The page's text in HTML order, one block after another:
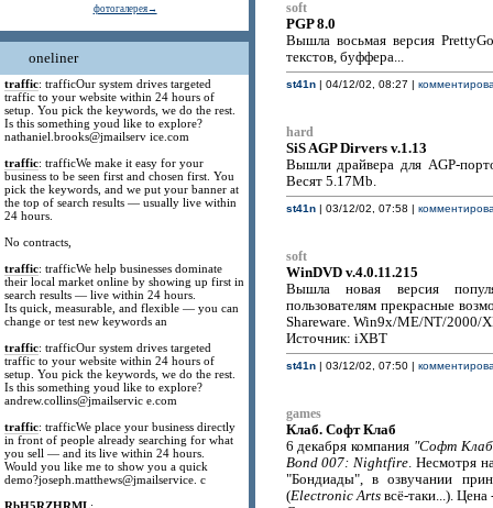
фотогалерея→
oneliner
traffic: trafficOur system drives targeted
traffic to your website within 24 hours of
setup. You pick the keywords, we do the rest.
Is this something youd like to explore?
nathaniel.brooks@jmailserv ice.com
traffic: trafficWe make it easy for your
business to be seen first and chosen first. You
pick the keywords, and we put your banner at
the top of search results — usually live within
24 hours.
No contracts,
traffic: trafficWe help businesses dominate
their local market online by showing up first in
search results — live within 24 hours.
Its quick, measurable, and flexible — you can
change or test new keywords an
traffic: trafficOur system drives targeted
traffic to your website within 24 hours of
setup. You pick the keywords, we do the rest.
Is this something youd like to explore?
andrew.collins@jmailservic e.com
traffic: trafficWe place your business directly
in front of people already searching for what
you sell — and its live within 24 hours.
Would you like me to show you a quick
demo?joseph.matthews@jmailservice. c
soft
PGP 8.0
Вышла восьмая версия
текстов, буффера...
st41n| 04/12/02, 08:27 |
hard
SiS AGP Dirvers v.1.13
Вышли драйвера для AGP-
Весят 5.17Mb.
st41n| 03/12/02, 07:58 |
soft
WinDVD v.4.0.11.215
Вышла новая версия
пользователям прекрасные
Shareware. Win9x/ME/NT/2000/
Источник: iXBT
st41n| 03/12/02, 07:50 |
games
Клаб. Софт Клаб
6 декабря компания "Софт
Bond 007: Nightfire. Несмотря
"Бондиады", в озвучании
(Electronic Artsвсё-таки...).